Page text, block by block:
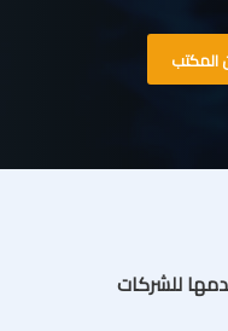
المكتب
للشركات